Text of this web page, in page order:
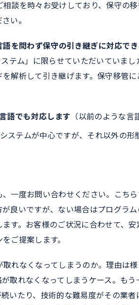
談を時々お受けしており、保守の
い。
を問わず保守の引き継ぎに対応で
テム」に限らせていただいていまし
解析して引き継げます。保守移管
語でも対応します （以前のような言
ステムが中心ですが、それ以外の形
一度お問い合わせください。こち
良いですが、ない場合はプログラ
す。お客様のご状況に合わせて、
ご提案します。
れなくなってしまうのか。理由は
取れなくなってしまうケース。も
いたり、技術的な難易度がその業